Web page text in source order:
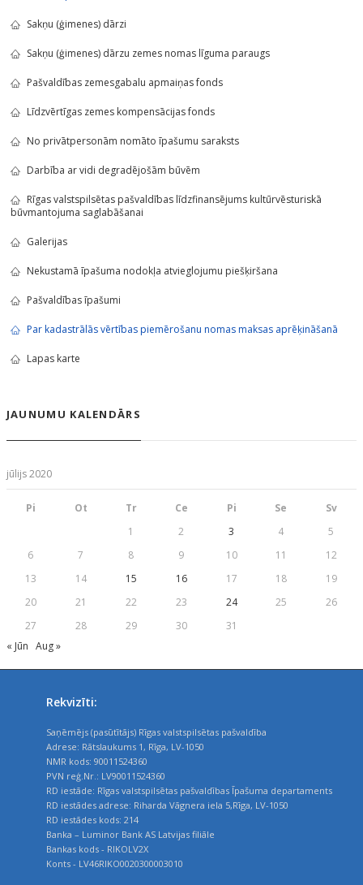
Sakņu (ģimenes) dārzi
Sakņu (ģimenes) dārzu zemes nomas līguma paraugs
Pašvaldības zemesgabalu apmaiņas fonds
Līdzvērtīgas zemes kompensācijas fonds
No privātpersonām nomāto īpašumu saraksts
Darbība ar vidi degradējošām būvēm
Rīgas valstspilsētas pašvaldības līdzfinansējums kultūrvēsturiskā
būvmantojuma saglabāšanai
Galerijas
Nekustamā īpašuma nodokļa atvieglojumu piešķiršana
Pašvaldības īpašumi
Par kadastrālās vērtības piemērošanu nomas maksas aprēķināšanā
Lapas karte
JAUNUMU KALENDĀRS
jūlijs 2020
Pi Ot Tr Ce Pi Se
Sv
1
2 3 4
5
6
7 8 9 10 11
12
13
14 15 16 17 18
19
20
21 22 23 24 25
26
27
28 29 30
31
« Jūn Aug »
Rekvizīti:
Saņēmējs (pasūtītājs) Rīgas valstspilsētas pašvaldība
Adrese: Rātslaukums 1, Rīga, LV-1050
NMR kods: 90011524360
PVN reģ.Nr.: LV90011524360
RD iestāde: Rīgas valstspilsētas pašvaldības Īpašuma departaments
RD iestādes adrese: Riharda Vāgnera iela 5,Rīga, LV-1050
RD iestādes kods: 214
Banka – Luminor Bank AS Latvijas filiāle
Bankas kods - RIKOLV2X
Konts - LV46RIKO0020300003010